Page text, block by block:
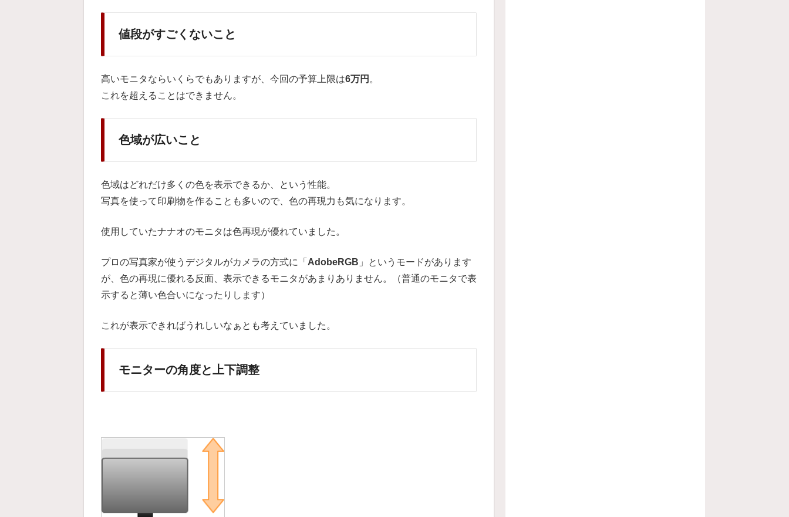
値段がすごくないこと
高いモニタならいくらでもありますが、今回の予算上限は6万円 。
これを超えることはできません。
色域が広いこと
色域はどれだけ多くの色を表示できるか、という性能。
写真を使って印刷物を作ることも多いので、色の再現力も気になります。
使用していたナナオのモニタは色再現が優れていました。
プロの写真家が使うデジタルがカメラの方式に「 AdobeRGB 」というモードがあります
が、色の再現に優れる反面、表示できるモニタがあまりありません。（普通のモニタで表
示すると薄い色合いになったりします）
これが表示できればうれしいなぁとも考えていました。
モニターの角度と上下調整